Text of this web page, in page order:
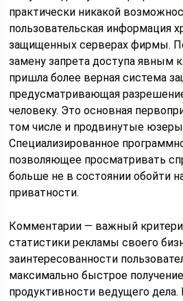
практически никакой
пользовательская информация
защищенных серверах фирмы.
замену запрета доступа явным
пришла более верная система
предусматривающая
человеку. Это основная
том числе и продвинутые
Специализированное
позволяющее просматривать
больше не в состоянии обойти
приватности.
Комментарии — важный
статистики рекламы своего
заинтересованности
максимально быстрое
продуктивности ведущего